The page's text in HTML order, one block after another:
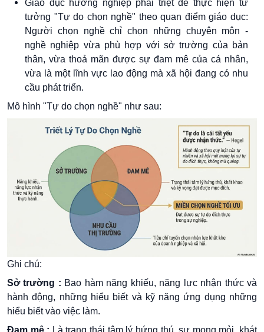
Giáo dục hướng nghiệp phải triệt để thực hiện tư
tưởng "Tự do chọn nghề" theo quan điểm giáo dục:
Người chọn nghề chỉ chọn những chuyên môn -
nghề nghiệp vừa phù hợp với sở trường của bản
thân, vừa thoả mãn được sự đam mê của cá nhân,
vừa là một lĩnh vực lao động mà xã hội đang có nhu
cầu phát triển.
Mô hình "Tự do chọn nghề" như sau:
Ghi chú:
Sở trường : Bao hàm năng khiếu, năng lực nhận thức và
hành động, những hiểu biết và kỹ năng ứng dụng những
hiểu biết vào việc làm.